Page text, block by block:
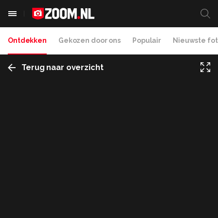
Ontdekken Gekozen door ons Populair Nieuwste
Terug naar overzicht